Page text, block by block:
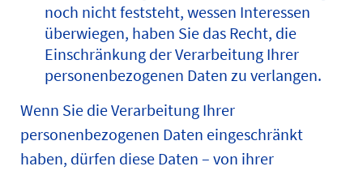
noch nicht feststeht, wessen Interessen
überwiegen, haben Sie das Recht, die
Einschränkung der Verarbeitung Ihrer
personenbezogenen Daten zu verlangen.
Wenn Sie die Verarbeitung Ihrer
personenbezogenen Daten eingeschränkt
haben, dürfen diese Daten – von ihrer